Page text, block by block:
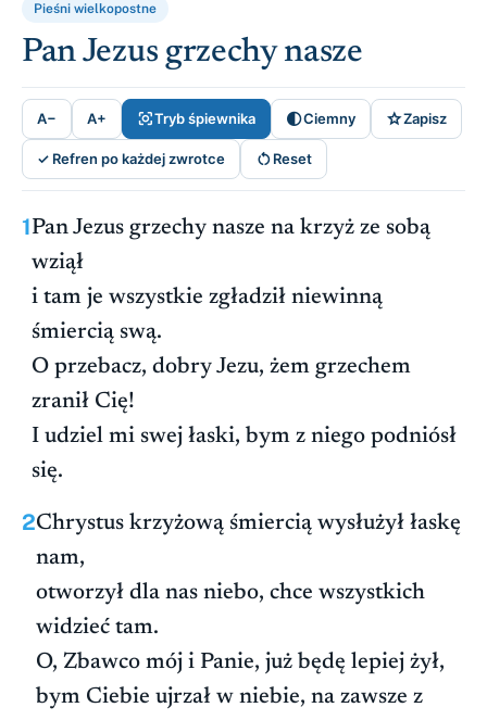
Pieśni wielkopostne
Pan Jezus grzechy nasze
A− A+ Tryb śpiewnika Ciemny Zapisz
✓ Refren po każdej zwrotce Reset
1Pan Jezus grzechy nasze na krzyż ze sobą
wziął
i tam je wszystkie zgładził niewinną
śmiercią swą.
O przebacz, dobry Jezu, żem grzechem
zranił Cię!
I udziel mi swej łaski, bym z niego podniósł
się.
2Chrystus krzyżową śmiercią wysłużył łaskę
nam,
otworzył dla nas niebo, chce wszystkich
widzieć tam.
O, Zbawco mój i Panie, już będę lepiej żył,
bym Ciebie ujrzał w niebie, na zawsze z